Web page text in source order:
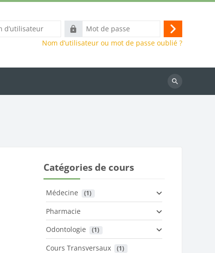
Mot
de
Connexion
Nom d’utilisateur ou mot de passe oublié ?
Rechercher
Catégories de cours
Médecine (1)
Pharmacie
Odontologie
(1)
Cours Transversaux (1)